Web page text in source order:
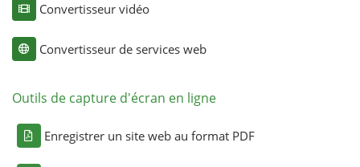
Convertisseur vidéo
Convertisseur de services web
Outils de capture d'écran en ligne
Enregistrer un site web au format PDF